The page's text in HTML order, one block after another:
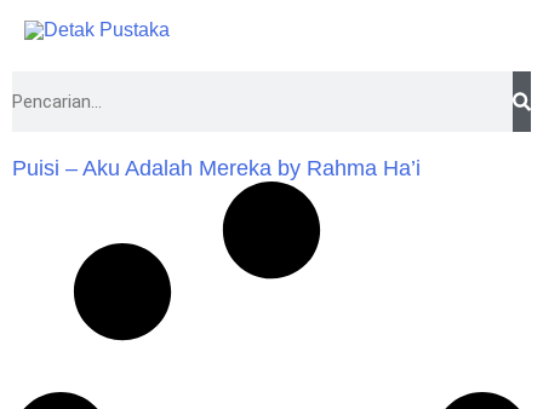
Lewati
Puisi – Aku Adalah Mereka by Rahma Ha’i